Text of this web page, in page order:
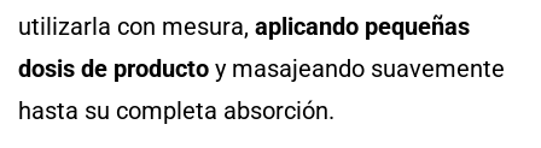
utilizarla con mesura, aplicando pequeñas
dosis de producto y masajeando suavemente
hasta su completa absorción.